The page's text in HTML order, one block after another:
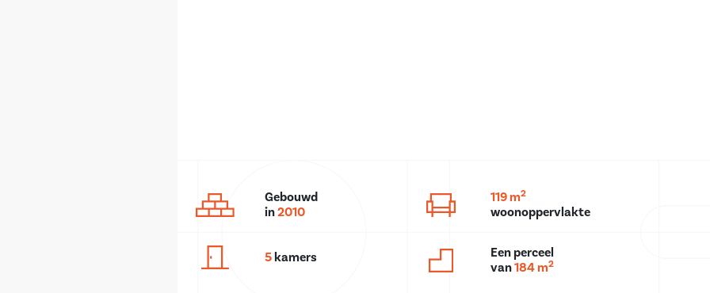
Gebouwd
in2010
119 m2
woonoppervlakte
5kamers
Een perceel
van184 m2